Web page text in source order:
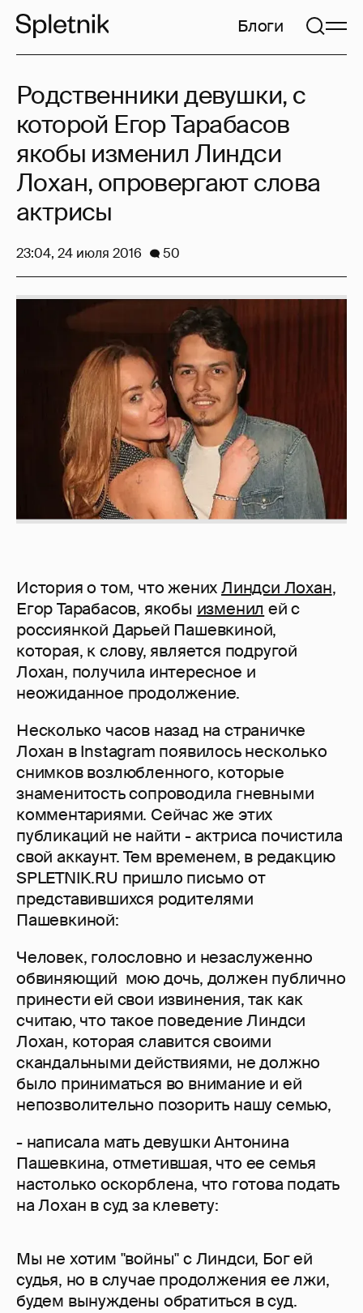
Блоги
История о том, что женихЛиндси Лохан,
Егор Тарабасов, якобы изменил ей с
россиянкой Дарьей Пашевкиной,
которая, к слову, является подругой
Лохан, получила интересное и
неожиданное продолжение.
Несколько часов назад на страничке
Лохан в Instagram появилось несколько
снимков возлюбленного, которые
знаменитость сопроводила гневными
комментариями. Сейчас же этих
публикаций не найти - актриса почистила
свой аккаунт. Тем временем, в редакцию
SPLETNIK.RU пришло письмо от
представившихся родителями
Пашевкиной:
Человек, голословно и незаслуженно
обвиняющий мою дочь, должен публично
принести ей свои извинения, так как
считаю, что такое поведение Линдси
Лохан, которая славится своими
скандальными действиями, не должно
было приниматься во внимание и ей
непозволительно позорить нашу семью,
- написала мать девушки Антонина
Пашевкина, отметившая, что ее семья
настолько оскорблена, что готова подать
на Лохан в суд за клевету:
Мы не хотим "войны" с Линдси, Бог ей
судья, но в случае продолжения ее лжи,
будем вынуждены обратиться в суд.
Родственники девушки, с
которой Егор Тарабасов
якобы изменил Линдси
Лохан, опровергают слова
актрисы
23:04, 24 июля 2016 50